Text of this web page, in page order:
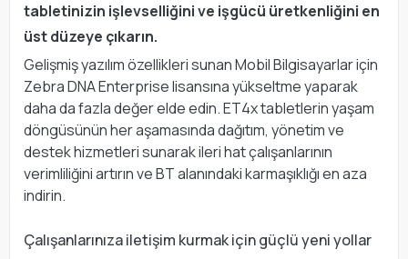
tabletinizin işlevselliğini ve işgücü üretkenliğini en
üst düzeye çıkarın.
Gelişmiş yazılım özellikleri sunan Mobil Bilgisayarlar için
Zebra DNA Enterprise lisansına yükseltme yaparak
daha da fazla değer elde edin. ET4x tabletlerin yaşam
döngüsünün her aşamasında dağıtım, yönetim ve
destek hizmetleri sunarak ileri hat çalışanlarının
verimliliğini artırın ve BT alanındaki karmaşıklığı en aza
indirin.
Çalışanlarınıza iletişim kurmak için güçlü yeni yollar